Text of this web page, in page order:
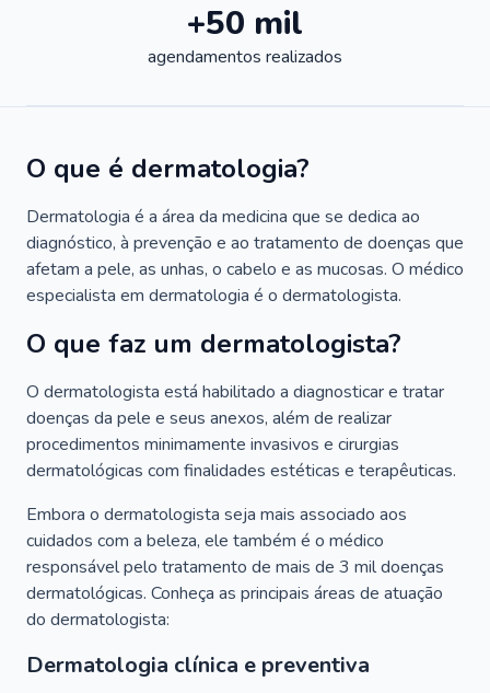
+50 mil
agendamentos realizados
O que é dermatologia?
Dermatologia é a área da medicina que se dedica ao
diagnóstico, à prevenção e ao tratamento de doenças que
afetam a pele, as unhas, o cabelo e as mucosas. O médico
especialista em dermatologia é o dermatologista.
O que faz um dermatologista?
O dermatologista está habilitado a diagnosticar e tratar
doenças da pele e seus anexos, além de realizar
procedimentos minimamente invasivos e cirurgias
dermatológicas com finalidades estéticas e terapêuticas.
Embora o dermatologista seja mais associado aos
cuidados com a beleza, ele também é o médico
responsável pelo tratamento de mais de 3 mil doenças
dermatológicas. Conheça as principais áreas de atuação
do dermatologista:
Dermatologia clínica e preventiva